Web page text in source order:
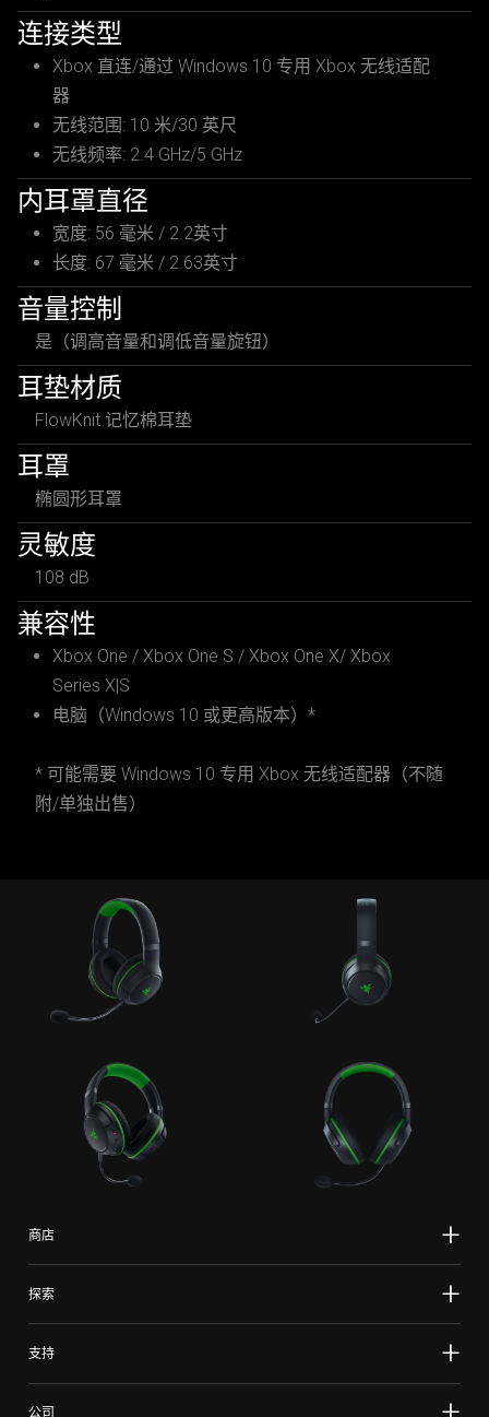
连接类型
Xbox 直连/通过 Windows 10 专用 Xbox 无线适配
器
无线范围: 10 米/30 英尺
无线频率: 2.4 GHz/5 GHz
内耳罩直径
宽度: 56 毫米 / 2.2英寸
长度: 67 毫米 / 2.63英寸
音量控制
是（调高音量和调低音量旋钮）
耳垫材质
FlowKnit 记忆棉耳垫
耳罩
椭圆形耳罩
灵敏度
108 dB
兼容性
Xbox One / Xbox One S / Xbox One X/ Xbox
Series X|S
电脑（Windows 10 或更高版本）*
* 可能需要 Windows 10 专用 Xbox 无线适配器（不随
附/单独出售）
商店
探索
支持
公司